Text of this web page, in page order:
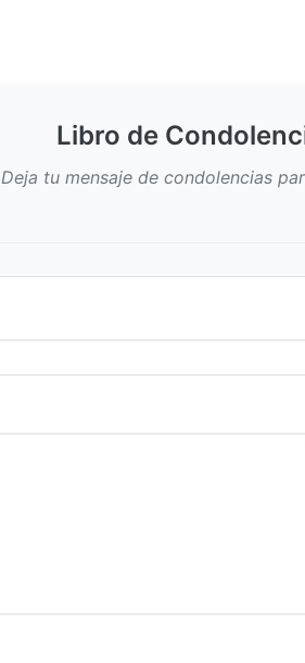
Libro de
Deja tu mensaje de condolencias